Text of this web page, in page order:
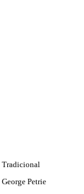
Tradicional
George Petrie